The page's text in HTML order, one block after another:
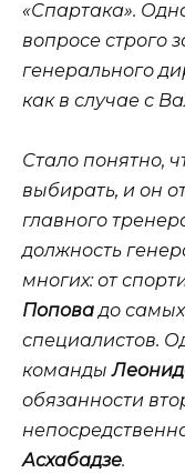
«Спартака».
вопросе строго
генерального
как в случае с
Стало понятно,
выбирать, и он
главного
должность
многих: от
Поповадо
специалистов.
команды
обязанности
Асхабадзе.